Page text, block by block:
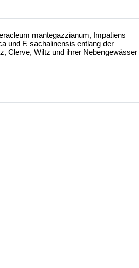
mantegazzianum, Impatiens
und F. sachalinensis entlang der
Clerve, Wiltz und ihrer Nebengewässer